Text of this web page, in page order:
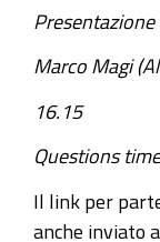
Marco Magi
16.15
Questions time
Il link per
anche inviato